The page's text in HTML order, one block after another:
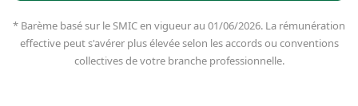
* Barème basé sur le SMIC en vigueur au 01/06/2026. La rémunération
effective peut s'avérer plus élevée selon les accords ou conventions
collectives de votre branche professionnelle.